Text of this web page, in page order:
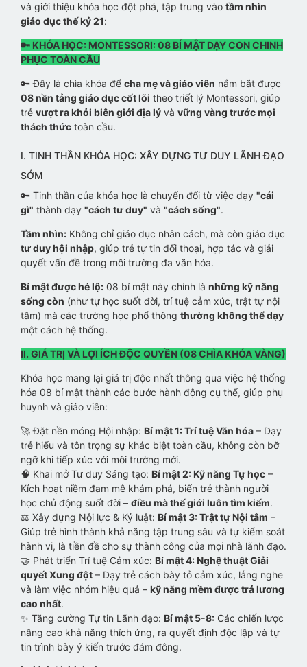
và giới thiệu khóa học đột phá, tập trung vào tầm nhìn
giáo dục thế kỷ 21:
🔑 KHÓA HỌC: MONTESSORI: 08 BÍ MẬT DẠY CON CHINH
PHỤC TOÀN CẦU
🔑 Đây là chìa khóa để cha mẹ và giáo viên nắm bắt được
08 nền tảng giáo dục cốt lõi theo triết lý Montessori, giúp
trẻ vượt ra khỏi biên giới địa lý và vững vàng trước mọi
thách thức toàn cầu.
I. TINH THẦN KHÓA HỌC: XÂY DỰNG TƯ DUY LÃNH ĐẠO
SỚM
🔑 Tinh thần của khóa học là chuyển đổi từ việc dạy "cái
gì" thành dạy "cách tư duy" và "cách sống".
Tầm nhìn: Không chỉ giáo dục nhân cách, mà còn giáo dục
tư duy hội nhập, giúp trẻ tự tin đối thoại, hợp tác và giải
quyết vấn đề trong môi trường đa văn hóa.
Bí mật được hé lộ: 08 bí mật này chính là những kỹ năng
sống còn (như tự học suốt đời, trí tuệ cảm xúc, trật tự nội
tâm) mà các trường học phổ thông thường không thể dạy
một cách hệ thống.
II. GIÁ TRỊ VÀ LỢI ÍCH ĐỘC QUYỀN (08 CHÌA KHÓA VÀNG)
Khóa học mang lại giá trị độc nhất thông qua việc hệ thống
hóa 08 bí mật thành các bước hành động cụ thể, giúp phụ
huynh và giáo viên:
🚀 Đặt nền móng Hội nhập: Bí mật 1: Trí tuệ Văn hóa – Dạy
trẻ hiểu và tôn trọng sự khác biệt toàn cầu, không còn bỡ
ngỡ khi tiếp xúc với môi trường mới.
🧠 Khai mở Tư duy Sáng tạo: Bí mật 2: Kỹ năng Tự học –
Kích hoạt niềm đam mê khám phá, biến trẻ thành người
học chủ động suốt đời – điều mà thế giới luôn tìm kiếm.
⚖️ Xây dựng Nội lực & Kỷ luật: Bí mật 3: Trật tự Nội tâm –
Giúp trẻ hình thành khả năng tập trung sâu và tự kiểm soát
hành vi, là tiền đề cho sự thành công của mọi nhà lãnh đạo.
🤝 Phát triển Trí tuệ Cảm xúc: Bí mật 4: Nghệ thuật Giải
quyết Xung đột – Dạy trẻ cách bày tỏ cảm xúc, lắng nghe
và làm việc nhóm hiệu quả – kỹ năng mềm được trả lương
cao nhất.
✨ Tăng cường Tự tin Lãnh đạo: Bí mật 5-8: Các chiến lược
nâng cao khả năng thích ứng, ra quyết định độc lập và tự
tin trình bày ý kiến trước đám đông.